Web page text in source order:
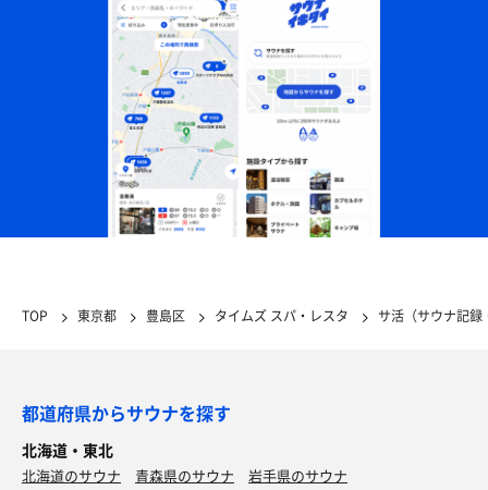
TOP 東京都 豊島区 タイムズ スパ・レスタ サ活（サウナ記録
都道府県からサウナを探す
北海道・東北
北海道のサウナ 青森県のサウナ
岩手県のサウナ